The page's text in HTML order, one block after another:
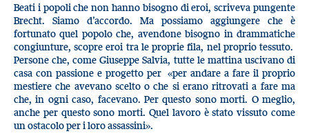
Beati i popoli che non hanno bisogno di eroi, scriveva pungente
Brecht. Siamo d’accordo. Ma possiamo aggiungere che è
fortunato quel popolo che, avendone bisogno in drammatiche
congiunture, scopre eroi tra le proprie fila, nel proprio tessuto.
Persone che, come Giuseppe Salvia, tutte le mattina uscivano di
casa con passione e progetto per «per andare a fare il proprio
mestiere che avevano scelto o che si erano ritrovati a fare ma
che, in ogni caso, facevano. Per questo sono morti. O meglio,
anche per questo sono morti. Quel lavoro è stato vissuto come
un ostacolo per i loro assassini».